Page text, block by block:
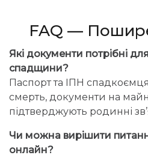
FAQ —
Які документи потрібні
спадщини?
Паспорт та ІПН
смерть, документи на
підтверджують родинні
Чи можна вирішити
онлайн?